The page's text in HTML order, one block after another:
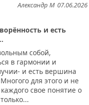
07.06.2026
Александр М
и есть
собой,
в гармонии и
и есть вершина
для этого и не
свое понятие о